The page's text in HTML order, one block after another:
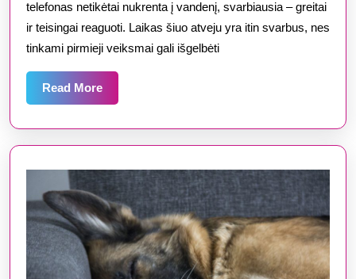
jei
telefonas
Pirmieji
veiksmai,
kurie
gali
išgelbėti
jūsų
įrenginį
telefonas netikėtai nukrenta į vandenį, svarbiausia – greitai
ir teisingai reaguoti. Laikas šiuo atveju yra itin svarbus, nes
tinkami pirmieji veiksmai gali išgelbėti
Read MoreRead
More